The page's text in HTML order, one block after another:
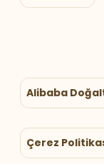
Alibaba
Çerez